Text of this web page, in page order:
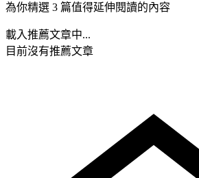
為你精選 3 篇值得延伸閱讀的內容
載入推薦文章中...
目前沒有推薦文章